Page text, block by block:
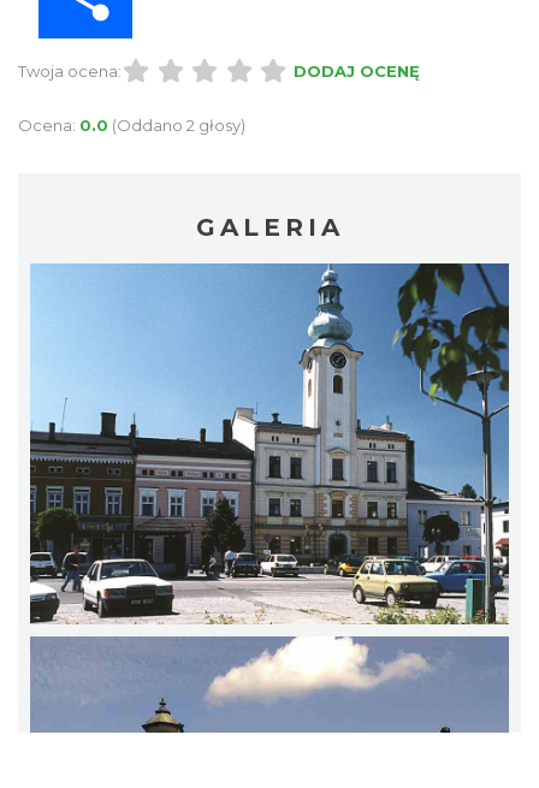
Twoja ocena: DODAJ OCENĘ
Ocena: 0.0 (Oddano 2 głosy)
GALERIA